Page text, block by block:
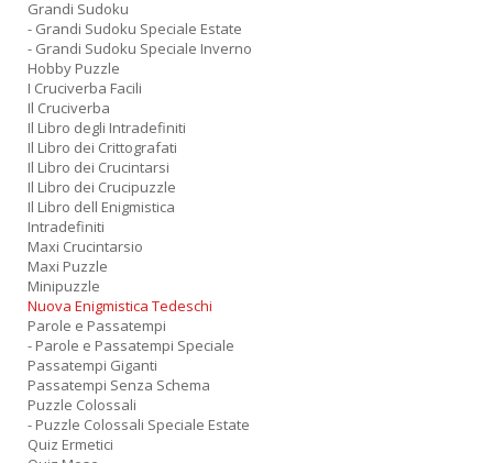
Grandi Sudoku
- Grandi Sudoku Speciale Estate
- Grandi Sudoku Speciale Inverno
Hobby Puzzle
I Cruciverba Facili
Il Cruciverba
Il Libro degli Intradefiniti
Il Libro dei Crittografati
Il Libro dei Crucintarsi
Il Libro dei Crucipuzzle
Il Libro dell Enigmistica
Intradefiniti
Maxi Crucintarsio
Maxi Puzzle
Minipuzzle
Nuova Enigmistica Tedeschi
Parole e Passatempi
- Parole e Passatempi Speciale
Passatempi Giganti
Passatempi Senza Schema
Puzzle Colossali
- Puzzle Colossali Speciale Estate
Quiz Ermetici